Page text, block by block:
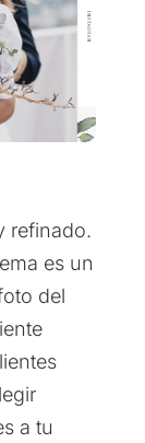
refinado.
es un
del
a tu